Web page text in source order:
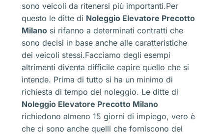
sono veicoli da ritenersi più importanti.Per
questo le ditte di Noleggio Elevatore Precotto
Milano si rifanno a determinati contratti che
sono decisi in base anche alle caratteristiche
dei veicoli stessi.Facciamo degli esempi
altrimenti diventa difficile capire quello che si
intende. Prima di tutto si ha un minimo di
richiesta di tempo del noleggio. Le ditte di
Noleggio Elevatore Precotto Milano
richiedono almeno 15 giorni di impiego, vero è
che ci sono anche quelli che forniscono dei